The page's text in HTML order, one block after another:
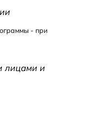
- при
лицами и